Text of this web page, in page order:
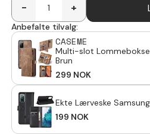
-
+
Anbefalte tilvalg:
CASEME
Multi-slot
Brun
299 NOK
Ekte Lærveske
199 NOK